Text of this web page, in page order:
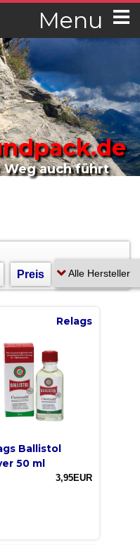
Menu
auch führt
Preis
Relags
Ballistol
50 ml
3,95EUR